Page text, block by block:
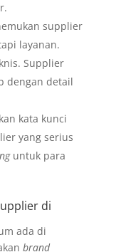
supplier
layanan.
Supplier
dengan detail
kata kunci
yang serius
untuk para
di
ada di
brand